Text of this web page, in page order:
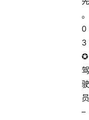
。
0
3
✪
驾
驶
员
–